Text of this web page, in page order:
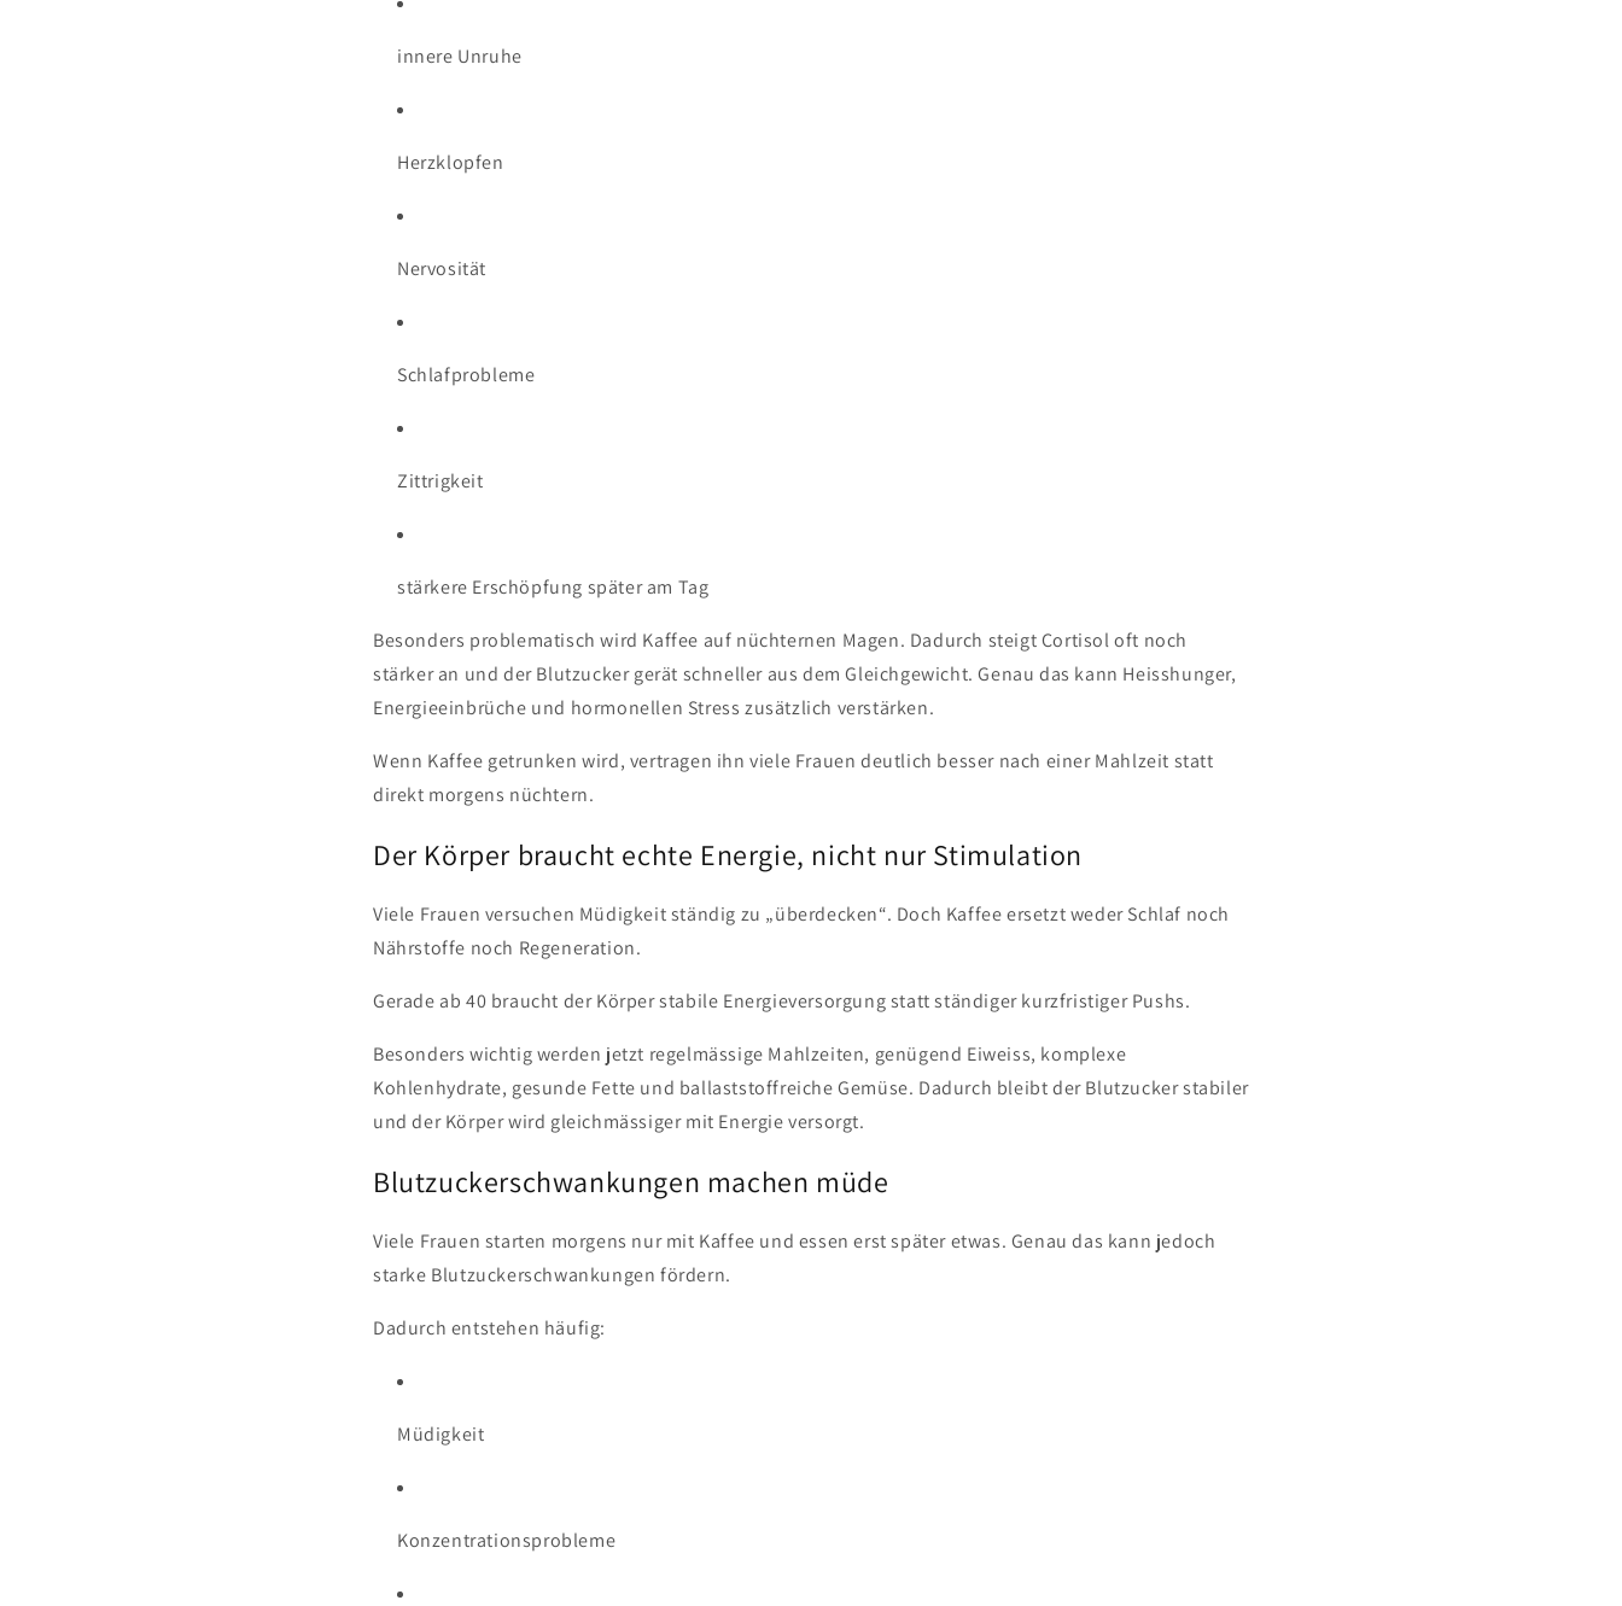
innere Unruhe
Herzklopfen
Nervosität
Schlafprobleme
Zittrigkeit
stärkere Erschöpfung später am Tag
Besonders problematisch wird Kaffee auf nüchternen Magen. Dadurch steigt Cortisol oft noch
stärker an und der Blutzucker gerät schneller aus dem Gleichgewicht. Genau das kann Heisshunger,
Energieeinbrüche und hormonellen Stress zusätzlich verstärken.
Wenn Kaffee getrunken wird, vertragen ihn viele Frauen deutlich besser nach einer Mahlzeit statt
direkt morgens nüchtern.
Der Körper braucht echte Energie, nicht nur Stimulation
Viele Frauen versuchen Müdigkeit ständig zu „überdecken“. Doch Kaffee ersetzt weder Schlaf noch
Nährstoffe noch Regeneration.
Gerade ab 40 braucht der Körper stabile Energieversorgung statt ständiger kurzfristiger Pushs.
Besonders wichtig werden jetzt regelmässige Mahlzeiten, genügend Eiweiss, komplexe
Kohlenhydrate, gesunde Fette und ballaststoffreiche Gemüse. Dadurch bleibt der Blutzucker stabiler
und der Körper wird gleichmässiger mit Energie versorgt.
Blutzuckerschwankungen machen müde
Viele Frauen starten morgens nur mit Kaffee und essen erst später etwas. Genau das kann jedoch
starke Blutzuckerschwankungen fördern.
Dadurch entstehen häufig:
Müdigkeit
Konzentrationsprobleme